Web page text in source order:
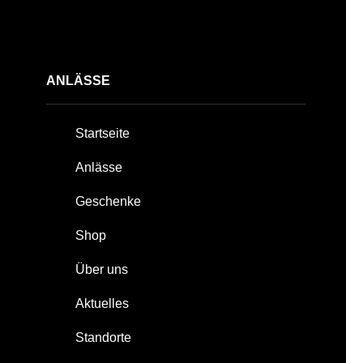
ANLÄSSE
Startseite
Anlässe
Geschenke
Shop
Über uns
Aktuelles
Standorte